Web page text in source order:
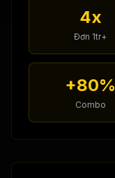
4x
Đơn 1tr+
+80%
Combo